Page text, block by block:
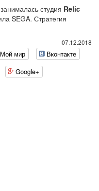
студия Relic
SEGA. Стратегия
07.12.2018
Мой мир
Вконтакте
Google+